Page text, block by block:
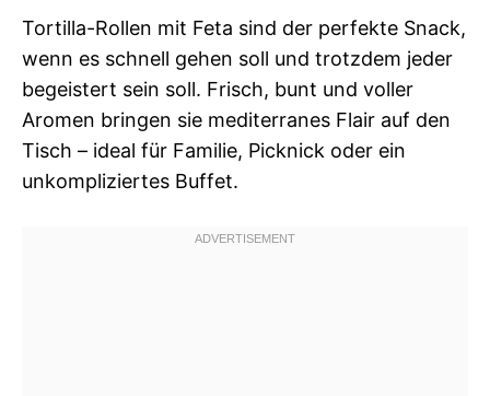
Tortilla-Rollen mit Feta sind der perfekte Snack,
wenn es schnell gehen soll und trotzdem jeder
begeistert sein soll. Frisch, bunt und voller
Aromen bringen sie mediterranes Flair auf den
Tisch – ideal für Familie, Picknick oder ein
unkompliziertes Buffet.